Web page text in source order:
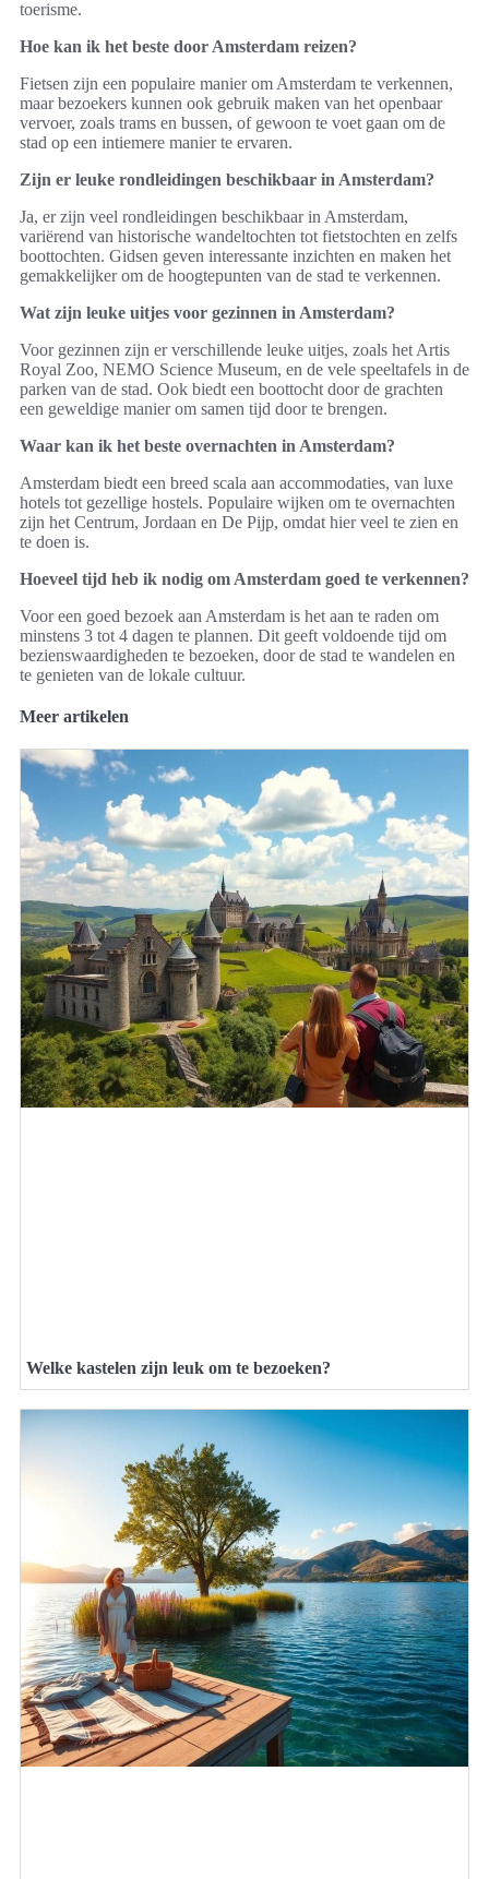
toerisme.
Hoe kan ik het beste door Amsterdam reizen?
Fietsen zijn een populaire manier om Amsterdam te verkennen,
maar bezoekers kunnen ook gebruik maken van het openbaar
vervoer, zoals trams en bussen, of gewoon te voet gaan om de
stad op een intiemere manier te ervaren.
Zijn er leuke rondleidingen beschikbaar in Amsterdam?
Ja, er zijn veel rondleidingen beschikbaar in Amsterdam,
variërend van historische wandeltochten tot fietstochten en zelfs
boottochten. Gidsen geven interessante inzichten en maken het
gemakkelijker om de hoogtepunten van de stad te verkennen.
Wat zijn leuke uitjes voor gezinnen in Amsterdam?
Voor gezinnen zijn er verschillende leuke uitjes, zoals het Artis
Royal Zoo, NEMO Science Museum, en de vele speeltafels in de
parken van de stad. Ook biedt een boottocht door de grachten
een geweldige manier om samen tijd door te brengen.
Waar kan ik het beste overnachten in Amsterdam?
Amsterdam biedt een breed scala aan accommodaties, van luxe
hotels tot gezellige hostels. Populaire wijken om te overnachten
zijn het Centrum, Jordaan en De Pijp, omdat hier veel te zien en
te doen is.
Hoeveel tijd heb ik nodig om Amsterdam goed te verkennen?
Voor een goed bezoek aan Amsterdam is het aan te raden om
minstens 3 tot 4 dagen te plannen. Dit geeft voldoende tijd om
bezienswaardigheden te bezoeken, door de stad te wandelen en
te genieten van de lokale cultuur.
Meer artikelen
Welke kastelen zijn leuk om te bezoeken?